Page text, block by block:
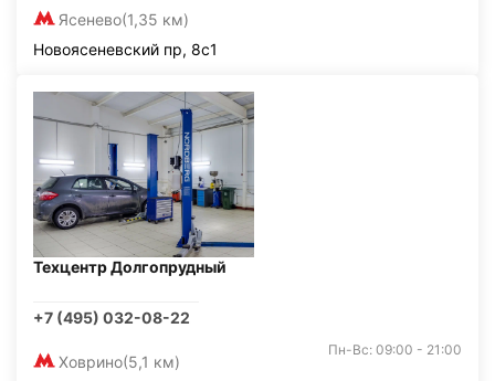
Ясенево(1,35 км)
Новоясеневский пр, 8с1
Техцентр Долгопрудный
+7 (495) 032-08-22
Ховрино(5,1 км)
Пн-Вс: 09:00 - 21:00